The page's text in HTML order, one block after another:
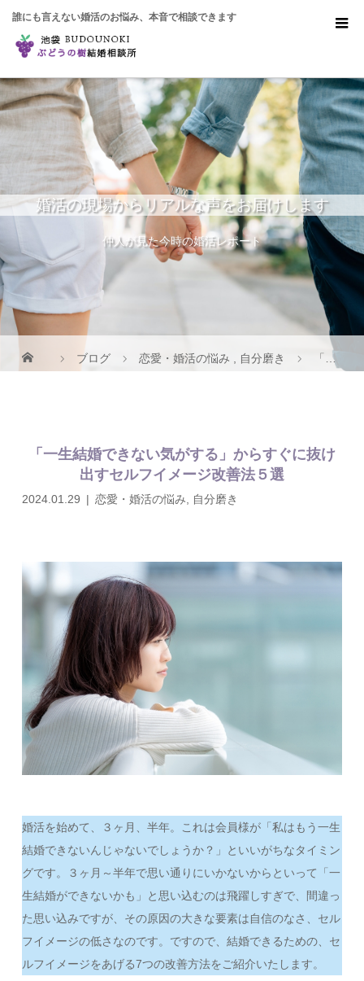
誰にも言えない婚活のお悩み、本音で相談できます
婚活の現場からリアルな声をお届けします
仲人が見た今時の婚活レポート
ブログ 恋愛・婚活の悩み 自分磨き 「一生結婚できない気がする」からすぐに抜け出すセルフイメージ改善法５選
「一生結婚できない気がする」からすぐに抜け
出すセルフイメージ改善法５選
2024.01.29 恋愛・婚活の悩み 自分磨き
婚活を始めて、３ヶ月、半年。これは会員様が「私はもう一生
結婚できないんじゃないでしょうか？」といいがちなタイミン
グです。３ヶ月～半年で思い通りにいかないからといって「一
生結婚ができないかも」と思い込むのは飛躍しすぎで、間違っ
た思い込みですが、その原因の大きな要素は自信のなさ、セル
フイメージの低さなのです。ですので、結婚できるための、セ
ルフイメージをあげる7つの改善方法をご紹介いたします。